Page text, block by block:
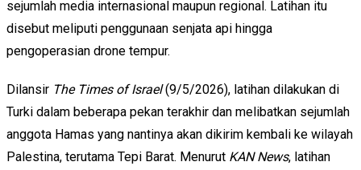
sejumlah media internasional maupun regional. Latihan itu
disebut meliputi penggunaan senjata api hingga
pengoperasian drone tempur.
Dilansir The Times of Israel(9/5/2026), latihan dilakukan di
Turki dalam beberapa pekan terakhir dan melibatkan sejumlah
anggota Hamas yang nantinya akan dikirim kembali ke wilayah
Palestina, terutama Tepi Barat. Menurut KAN News, latihan